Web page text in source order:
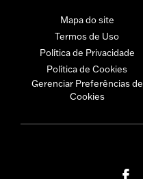
Mapa do site
Termos de Uso
Política de Privacidade
Política de Cookies
Gerenciar Preferências de
Cookies